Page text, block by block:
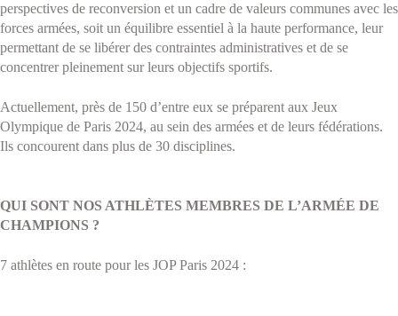
perspectives de reconversion et un cadre de valeurs communes avec les
forces armées, soit un équilibre essentiel à la haute performance, leur
permettant de se libérer des contraintes administratives et de se
concentrer pleinement sur leurs objectifs sportifs.
Actuellement, près de 150 d’entre eux se préparent aux Jeux
Olympique de Paris 2024, au sein des armées et de leurs fédérations.
Ils concourent dans plus de 30 disciplines.
QUI SONT NOS ATHLÈTES MEMBRES DE L’ARMÉE DE
CHAMPIONS ?
7 athlètes en route pour les JOP Paris 2024 :